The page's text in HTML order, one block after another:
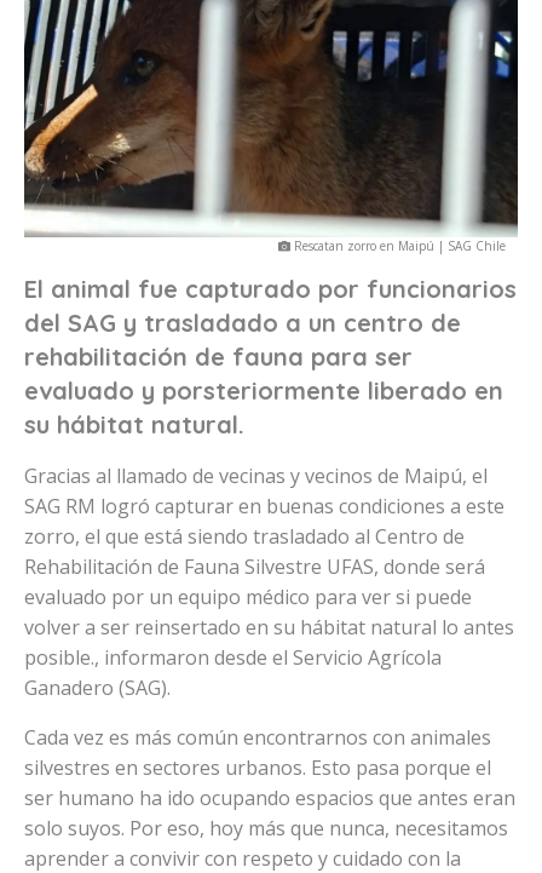
Rescatan zorro en Maipú | SAG Chile
El animal fue capturado por funcionarios
del SAG y trasladado a un centro de
rehabilitación de fauna para ser
evaluado y porsteriormente liberado en
su hábitat natural.
Gracias al llamado de vecinas y vecinos de Maipú, el
SAG RM logró capturar en buenas condiciones a este
zorro, el que está siendo trasladado al Centro de
Rehabilitación de Fauna Silvestre UFAS, donde será
evaluado por un equipo médico para ver si puede
volver a ser reinsertado en su hábitat natural lo antes
posible., informaron desde el Servicio Agrícola
Ganadero (SAG).
Cada vez es más común encontrarnos con animales
silvestres en sectores urbanos. Esto pasa porque el
ser humano ha ido ocupando espacios que antes eran
solo suyos. Por eso, hoy más que nunca, necesitamos
aprender a convivir con respeto y cuidado con la